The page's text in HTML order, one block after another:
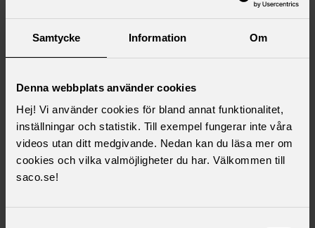
Samtycke Information Om
Denna webbplats använder cookies
Hej! Vi använder cookies för bland annat funktionalitet,
inställningar och statistik. Till exempel fungerar inte våra
videos utan ditt medgivande. Nedan kan du läsa mer om
cookies och vilka valmöjligheter du har. Välkommen till
saco.se!
E-post
Jag har läst och förståttanvändarvillkor för webbplats åt